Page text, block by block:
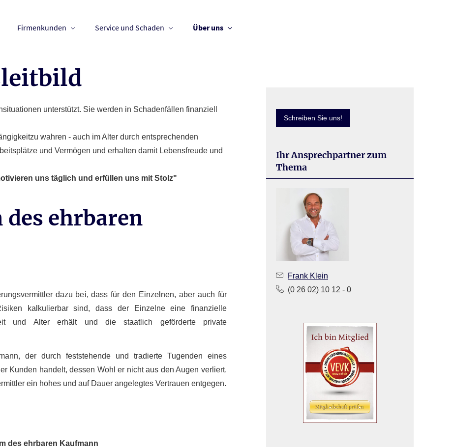
Firmenkunden Service und Schaden Über uns
Schreiben Sie uns!
Ihr Ansprechpartner zum
Thema
Frank Klein
(0 26 02) 10 12 - 0
unterstützt. Sie werden in Schadenfällen finanziell
wahren - auch im Alter durch entsprechenden
und Vermögen und erhalten damit Lebensfreude und
uns täglich und erfüllen uns mit Stolz"
des ehrbaren
dazu bei, dass für den Einzelnen, aber auch für
kalkulierbar sind, dass der Einzelne eine finanzielle
und Alter erhält und die staatlich geförderte private
der durch feststehende und tradierte Tugenden eines
Kunden handelt, dessen Wohl er nicht aus den Augen verliert.
ein hohes und auf Dauer angelegtes Vertrauen entgegen.